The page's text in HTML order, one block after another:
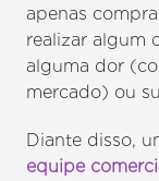
apenas
realizar algum
alguma dor
mercado) ou
Diante disso,
equipe